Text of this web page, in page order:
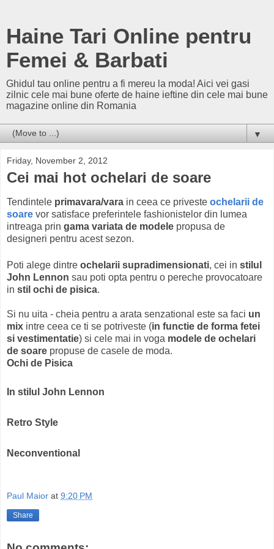
Haine Tari Online pentru
Femei & Barbati
Ghidul tau online pentru a fi mereu la moda! Aici vei gasi
zilnic cele mai bune oferte de haine ieftine din cele mai bune
magazine online din Romania
▼
Friday, November 2, 2012
Cei mai hot ochelari de soare
Tendintele primavara/vara in ceea ce priveste ochelarii de
soare vor satisface preferintele fashionistelor din lumea
intreaga prin gama variata de modele propusa de
designeri pentru acest sezon.
Poti alege dintre ochelarii supradimensionati, cei in stilul
John Lennon sau poti opta pentru o pereche provocatoare
in stil ochi de pisica.
Si nu uita - cheia pentru a arata senzational este sa faci un
mix intre ceea ce ti se potriveste (in functie de forma fetei
si vestimentatie) si cele mai in voga modele de ochelari
de soare propuse de casele de moda.
Ochi de Pisica
In stilul John Lennon
Retro Style
Neconventional
Paul Maior at 9:20 PM
Share